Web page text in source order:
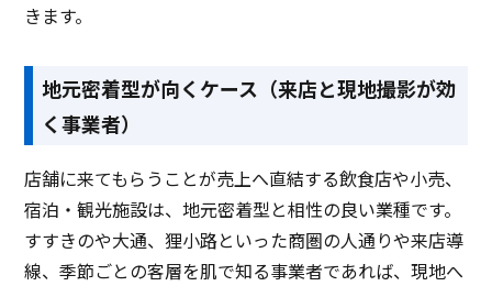
きます。
地元密着型が向くケース（来店と現地撮影が効
く事業者）
店舗に来てもらうことが売上へ直結する飲食店や小売、
宿泊・観光施設は、地元密着型と相性の良い業種です。
すすきのや大通、狸小路といった商圏の人通りや来店導
線、季節ごとの客層を肌で知る事業者であれば、現地へ